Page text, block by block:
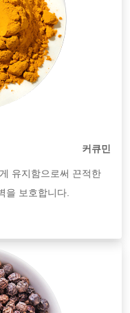
커큐민
유지함으로써 끈적한
을 보호합니다.